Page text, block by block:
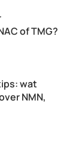
of TMG?
wat
NMN,